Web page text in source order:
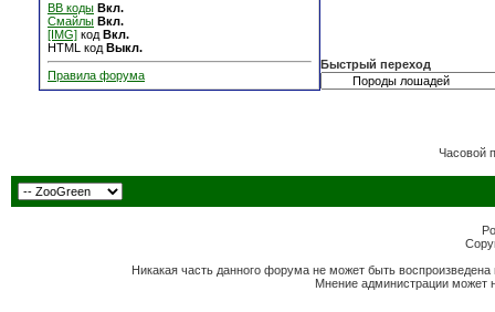
BB коды Вкл.
Смайлы Вкл.
[IMG] код Вкл.
HTML код Выкл.
Правила форума
Быстрый переход
Часовой
Никакая часть данного форума не может быть
Мнение администрации может